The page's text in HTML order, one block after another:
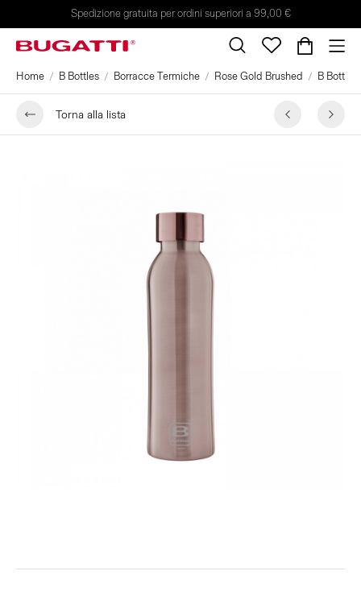
Spedizione gratuita per ordini superiori a 99,00 €
Home B Bottles Borracce Termiche Rose Gold Brushed B
Torna alla lista